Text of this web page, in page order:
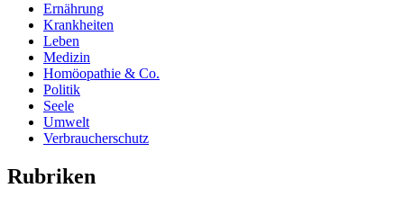
Ernährung
Krankheiten
Leben
Medizin
Homöopathie & Co.
Politik
Seele
Umwelt
Verbraucherschutz
Rubriken